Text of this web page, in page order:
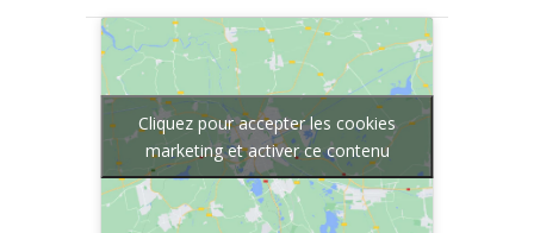
Cliquez pour accepter les cookies
marketing et activer ce contenu